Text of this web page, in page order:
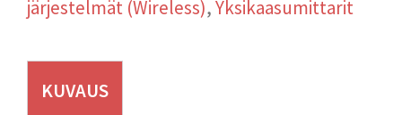
järjestelmät (Wireless),Yksikaasumittarit
KUVAUS